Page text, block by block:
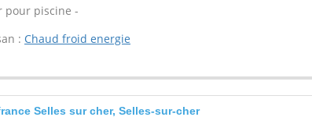
pour piscine -
: Chaud froid energie
Selles sur cher, Selles-sur-cher